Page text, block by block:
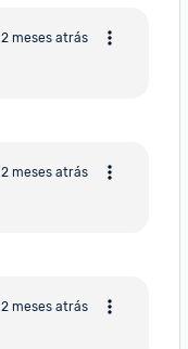
2 meses atrás
2 meses atrás
2 meses atrás